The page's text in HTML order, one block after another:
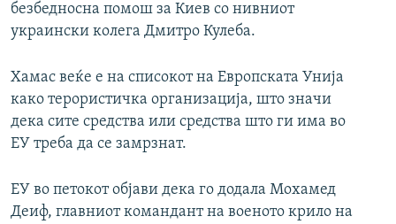
безбедносна помош за Киев со нивниот
украински колега Дмитро Кулеба.
Хамас веќе е на списокот на Европската Унија
како терористичка организација, што значи
дека сите средства или средства што ги има во
ЕУ треба да се замрзнат.
ЕУ во петокот објави дека го додала Мохамед
Деиф, главниот командант на военото крило на